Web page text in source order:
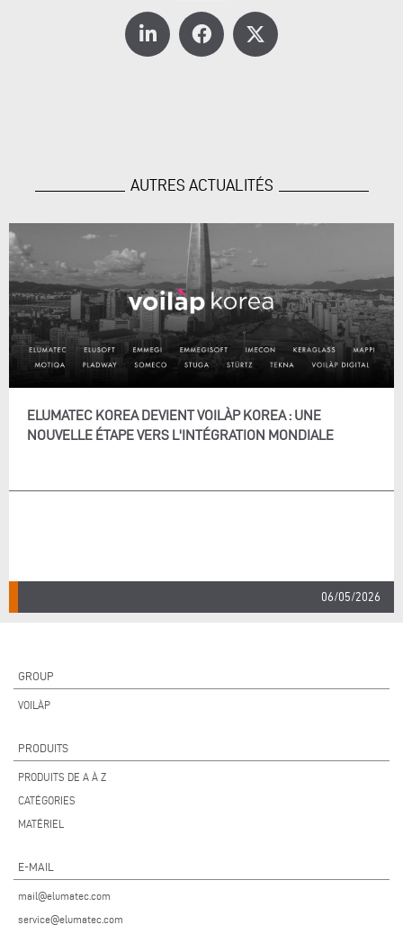
AUTRES ACTUALITÉS
ELUMATEC KOREA DEVIENT VOILÀP KOREA : UNE
NOUVELLE ÉTAPE VERS L'INTÉGRATION MONDIALE
06/05/2026
GROUP
VOILÀP
PRODUITS
PRODUITS DE A À Z
CATÉGORIES
MATÉRIEL
E-MAIL
mail@elumatec.com
service@elumatec.com